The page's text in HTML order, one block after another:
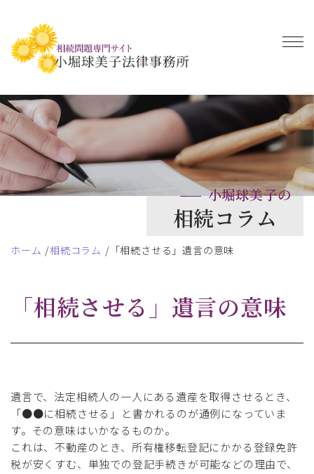
小堀球美子の
相続コラム
ホーム 相続コラム 「相続させる」遺言の意味
「相続させる」遺言の意味
遺言で、法定相続人の一人にある遺産を取得させるとき、
「●●に相続させる」と書かれるのが通例になっていま
す。その意味はいかなるものか。
これは、不動産のとき、所有権移転登記にかかる登録免許
税が安くすむ、単独での登記手続きが可能などの理由で、